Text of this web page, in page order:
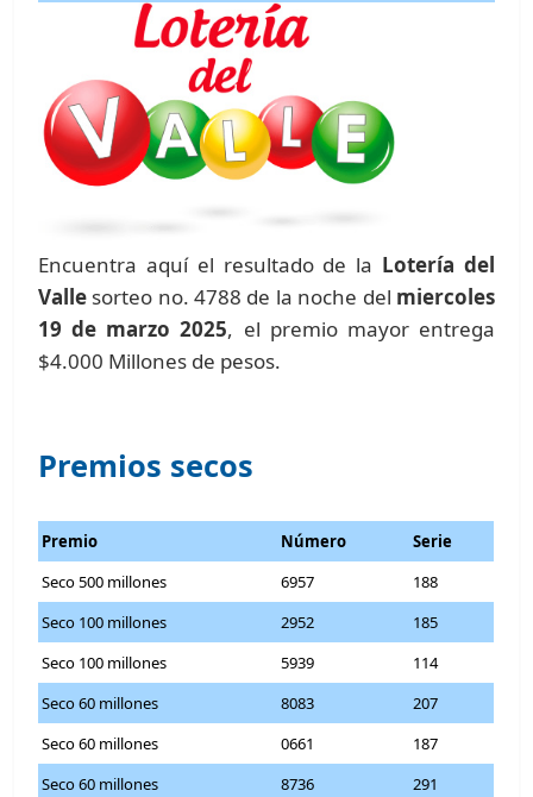
Encuentra aquí el resultado de la Lotería del
Valle sorteo no. 4788 de la noche del miercoles
19 de marzo 2025, el premio mayor entrega
$4.000 Millones de pesos.
Premios secos
Premio Número
Serie
Seco 500 millones
6957
188
Seco 100 millones
2952
185
Seco 100 millones
5939
114
Seco 60 millones
8083
207
Seco 60 millones
0661
187
Seco 60 millones
8736
291